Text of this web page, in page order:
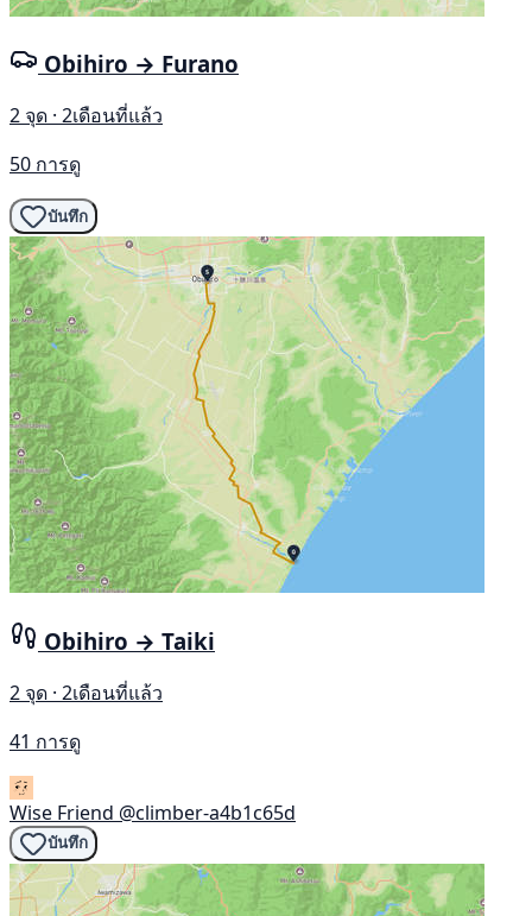
Obihiro → Furano
2 จุด · 2เดือนที่แล้ว
50 การดู
บันทึก
Obihiro → Taiki
2 จุด · 2เดือนที่แล้ว
41 การดู
Wise Friend @climber-a4b1c65d
บันทึก